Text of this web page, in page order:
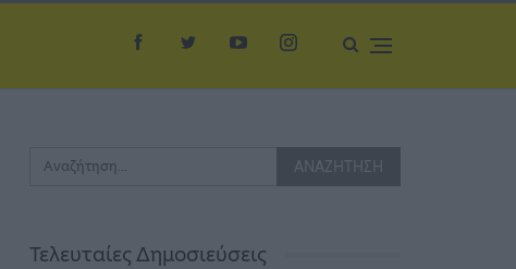
Τελευταίες Δημοσιεύσεις